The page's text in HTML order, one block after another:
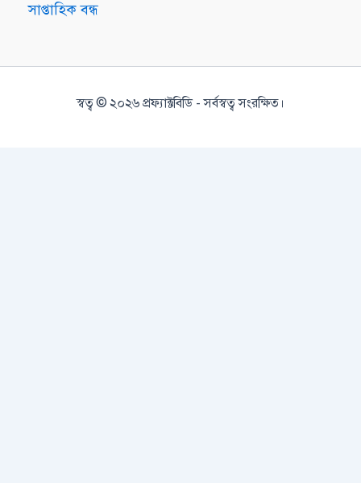
সাপ্তাহিক বন্ধ
স্বত্ব © ২০২৬ প্রফ্যাক্টবিডি - সর্বস্বত্ব সংরক্ষিত।